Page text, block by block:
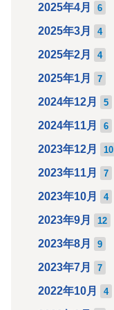
2025年4月 6
2025年3月 4
2025年2月 4
2025年1月 7
2024年12月 5
2024年11月 6
2023年12月 10
2023年11月 7
2023年10月 4
2023年9月 12
2023年8月 9
2023年7月 7
2022年10月 4